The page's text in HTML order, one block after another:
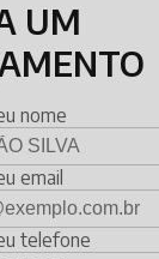
UM
nome
email
telefone